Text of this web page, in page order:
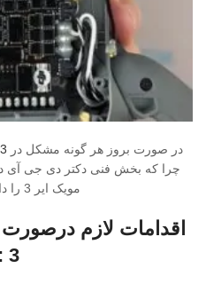
در صورت بروز هر گونه مشکل در
چرا که بخش فنی دکتر دی جی آی
مویک ایر 3 را دارا می باشد.
اقدامات لازم
3
: